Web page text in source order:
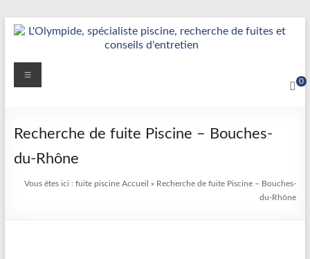
Aller
au
Détection
Réparation
Fuite
0
Menu
Recherche de fuite Piscine – Bouches-
du-Rhône
Vous êtes ici : fuite piscineAccueil » Recherche de fuite Piscine – Bouches-
du-Rhône